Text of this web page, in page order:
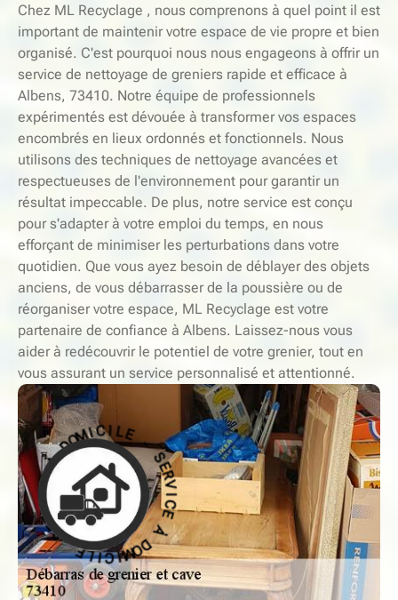
Chez ML Recyclage , nous comprenons à quel point il est
important de maintenir votre espace de vie propre et bien
organisé. C'est pourquoi nous nous engageons à offrir un
service de nettoyage de greniers rapide et efficace à
Albens, 73410. Notre équipe de professionnels
expérimentés est dévouée à transformer vos espaces
encombrés en lieux ordonnés et fonctionnels. Nous
utilisons des techniques de nettoyage avancées et
respectueuses de l'environnement pour garantir un
résultat impeccable. De plus, notre service est conçu
pour s'adapter à votre emploi du temps, en nous
efforçant de minimiser les perturbations dans votre
quotidien. Que vous ayez besoin de déblayer des objets
anciens, de vous débarrasser de la poussière ou de
réorganiser votre espace, ML Recyclage est votre
partenaire de confiance à Albens. Laissez-nous vous
aider à redécouvrir le potentiel de votre grenier, tout en
vous assurant un service personnalisé et attentionné.
S
E
R
V
I
C
E
À
D
O
M
I
C
ILE - SERVIC
E
À
D
O
M
I
C
I
L
E
-